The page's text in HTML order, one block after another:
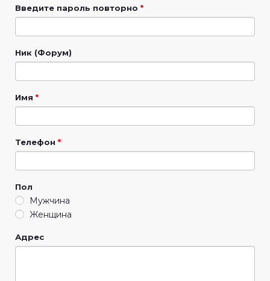
Введите пароль повторно *
Ник (Форум)
Имя *
Телефон *
Пол
Мужчина
Женщина
Адрес